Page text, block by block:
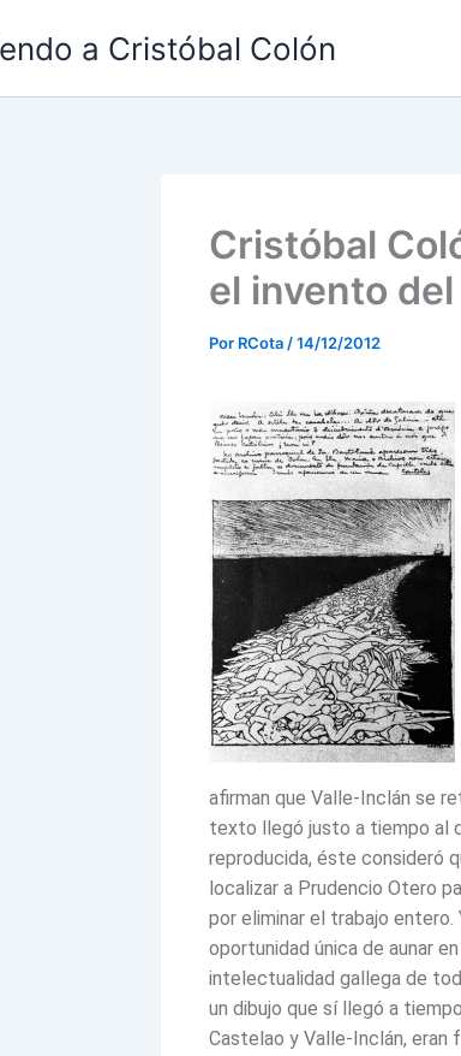
a Cristóbal Colón
Cristóbal
el invento
Por RCota /14/12/2012
afirman que Valle-Inclán se
texto llegó justo a tiempo al
reproducida, éste consideró
localizar a Prudencio Otero
por eliminar el trabajo entero.
oportunidad única de aunar
intelectualidad gallega de
un dibujo que sí llegó a
Castelao y Valle-Inclán,